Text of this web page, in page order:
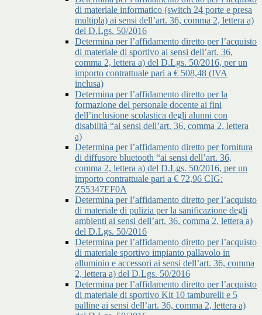
di materiale informatico (switch 24 porte e presa
multipla) ai sensi dell’art. 36, comma 2, lettera a)
del D.Lgs. 50/2016
Determina per l’affidamento diretto per l’acquisto
di materiale di sportivo ai sensi dell’art. 36,
comma 2, lettera a) del D.Lgs. 50/2016, per un
importo contrattuale pari a € 508,48 (IVA
inclusa)
Determina per l’affidamento diretto per la
formazione del personale docente ai fini
dell’inclusione scolastica degli alunni con
disabilità “ai sensi dell’art. 36, comma 2, lettera
a)
Determina per l’affidamento diretto per fornitura
di diffusore bluetooth “ai sensi dell’art. 36,
comma 2, lettera a) del D.Lgs. 50/2016, per un
importo contrattuale pari a € 72,96 CIG:
Z55347EF0A
Determina per l’affidamento diretto per l’acquisto
di materiale di pulizia per la sanificazione degli
ambienti ai sensi dell’art. 36, comma 2, lettera a)
del D.Lgs. 50/2016
Determina per l’affidamento diretto per l’acquisto
di materiale sportivo impianto pallavolo in
alluminio e accessori ai sensi dell’art. 36, comma
2, lettera a) del D.Lgs. 50/2016
Determina per l’affidamento diretto per l’acquisto
di materiale di sportivo Kit 10 tamburelli e 5
palline ai sensi dell’art. 36, comma 2, lettera a)